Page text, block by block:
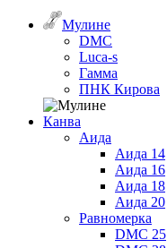
Мулине
DMC
Luca-s
Гамма
ПНК Кирова
Канва
Аида
Аида 14
Аида 16
Аида 18
Аида 20
Равномерка
DMC 25